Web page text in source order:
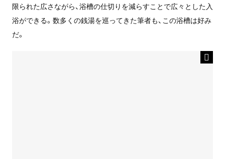
限られた広さながら、浴槽の仕切りを減らすことで広々とした入
浴ができる。数多くの銭湯を巡ってきた筆者も、この浴槽は好み
だ。